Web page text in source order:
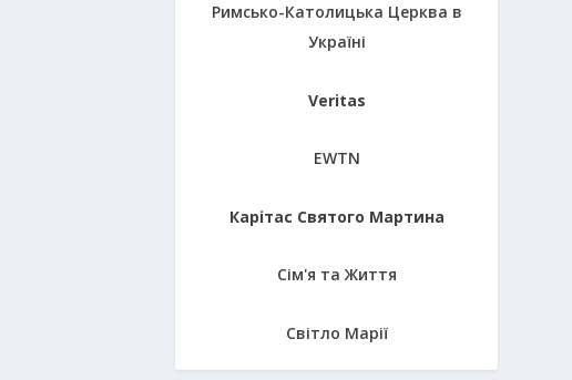
Римсько-Католицька Церква в
Україні
Veritas
EWTN
Карітас Святого Мартина
Сім'я та Життя
Світло Марії